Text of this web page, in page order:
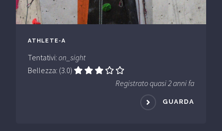
ATHLETE-A
Tentativi: on_sight
Bellezza: (3.0)
Registrato quasi 2 anni fa
GUARDA